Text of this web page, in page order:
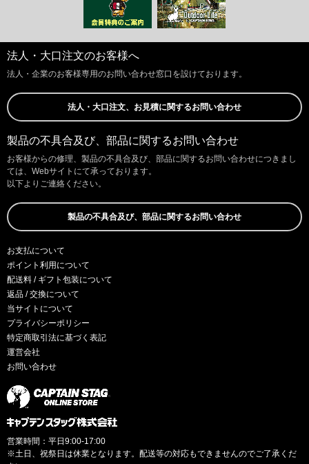
法人・大口注文のお客様へ
法人・企業のお客様専用のお問い合わせ窓口を設けております。
法人・大口注文、お見積に関するお問い合わせ
製品の不具合及び、部品に関するお問い合わせ
お客様からの修理、製品の不具合及び、部品に関するお問い合わせにつきまし
ては、Webサイトにて承っております。
以下よりご連絡ください。
製品の不具合及び、部品に関するお問い合わせ
お支払について
ポイント利用について
配送料 / ギフト包装について
返品 / 交換について
当サイトについて
プライバシーポリシー
特定商取引法に基づく表記
運営会社
お問い合わせ
営業時間：平日9:00-17:00
※土日、祝祭日は休業となります。配送等の対応もできませんのでご了承くだ